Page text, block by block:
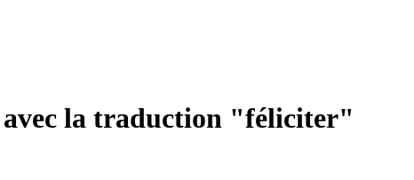
avec la traduction "féliciter"